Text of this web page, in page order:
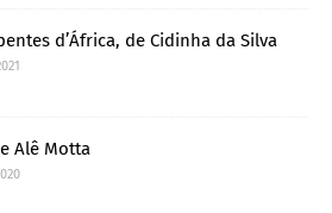
d’África, de Cidinha da Silva
Alê Motta